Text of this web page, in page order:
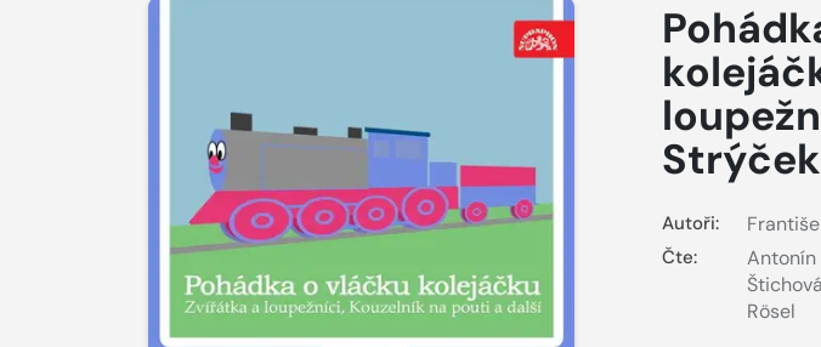
Autoři:
Čte: Antonín
Štichová
Rösel